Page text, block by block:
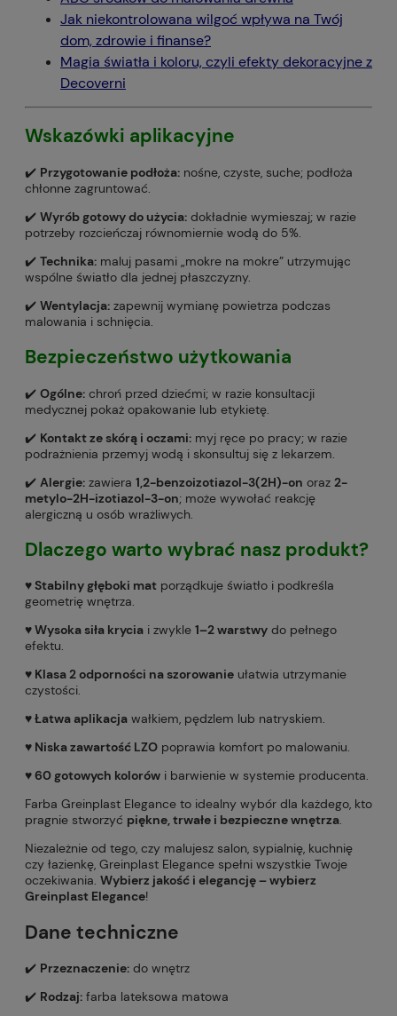
Jak niekontrolowana wilgoć wpływa na Twój
dom, zdrowie i finanse?
Magia światła i koloru, czyli efekty dekoracyjne z
Decoverni
Wskazówki aplikacyjne
✔️ Przygotowanie podłoża: nośne, czyste, suche; podłoża
chłonne zagruntować.
✔️ Wyrób gotowy do użycia: dokładnie wymieszaj; w razie
potrzeby rozcieńczaj równomiernie wodą do 5%.
✔️ Technika: maluj pasami „mokre na mokre” utrzymując
wspólne światło dla jednej płaszczyzny.
✔️ Wentylacja: zapewnij wymianę powietrza podczas
malowania i schnięcia.
Bezpieczeństwo użytkowania
✔️ Ogólne: chroń przed dziećmi; w razie konsultacji
medycznej pokaż opakowanie lub etykietę.
✔️ Kontakt ze skórą i oczami: myj ręce po pracy; w razie
podrażnienia przemyj wodą i skonsultuj się z lekarzem.
✔️ Alergie: zawiera 1,2-benzoizotiazol-3(2H)-on oraz 2-
metylo-2H-izotiazol-3-on; może wywołać reakcję
alergiczną u osób wrażliwych.
Dlaczego warto wybrać nasz produkt?
♥️ Stabilny głęboki mat porządkuje światło i podkreśla
geometrię wnętrza.
♥️ Wysoka siła krycia i zwykle 1–2 warstwy do pełnego
efektu.
♥️ Klasa 2 odporności na szorowanie ułatwia utrzymanie
czystości.
♥️ Łatwa aplikacja wałkiem, pędzlem lub natryskiem.
♥️ Niska zawartość LZO poprawia komfort po malowaniu.
♥️ 60 gotowych kolorów i barwienie w systemie producenta.
Farba Greinplast Elegance to idealny wybór dla każdego, kto
pragnie stworzyć piękne, trwałe i bezpieczne wnętrza.
Niezależnie od tego, czy malujesz salon, sypialnię, kuchnię
czy łazienkę, Greinplast Elegance spełni wszystkie Twoje
oczekiwania. Wybierz jakość i elegancję – wybierz
Greinplast Elegance!
Dane techniczne
✔️ Przeznaczenie: do wnętrz
✔️ Rodzaj: farba lateksowa matowa